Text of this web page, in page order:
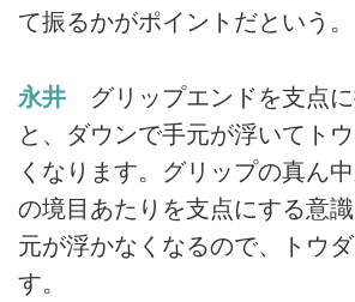
て振るかがポイントだという。
永井 グリップエンドを支点
と、ダウンで手元が浮いてト
くなります。グリップの真ん
の境目あたりを支点にする意
元が浮かなくなるので、トウ
す。